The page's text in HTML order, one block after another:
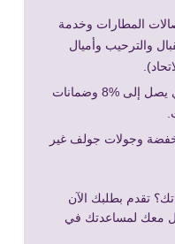
المطارات وخدمة
والترحيب وأميال
: استرداد نقدي يصل إلى %8 وضمانات
وجولات جولف غير
تقدم بطلبك الآن
معك لمساعدتك في